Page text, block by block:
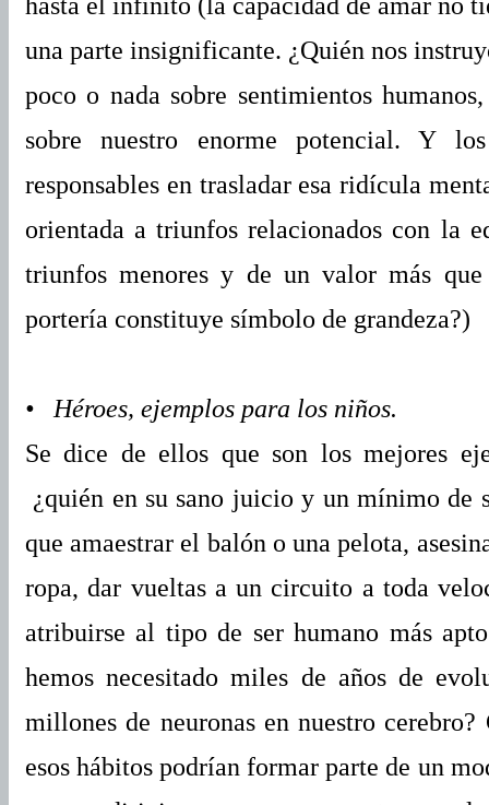
una parte insignificante. ¿Quién nos
poco o nada sobre sentimientos
sobre nuestro enorme potencial. Y
responsables en trasladar esa ridícula
orientada a triunfos relacionados con la
triunfos menores y de un valor más
portería constituye símbolo de grandeza?)
• Héroes, ejemplos para los niños.
Se dice de ellos que son los mejores
¿quién en su sano juicio y un mínimo de
que amaestrar el balón o una pelota,
ropa, dar vueltas a un circuito a toda
atribuirse al tipo de ser humano más
hemos necesitado miles de años de
millones de neuronas en nuestro
esos hábitos podrían formar parte de un